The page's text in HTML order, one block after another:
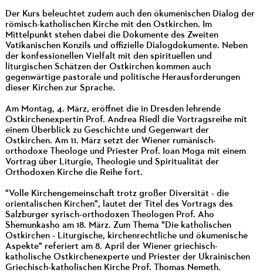
Der Kurs beleuchtet zudem auch den ökumenischen Dialog der
römisch-katholischen Kirche mit den Ostkirchen. Im
Mittelpunkt stehen dabei die Dokumente des Zweiten
Vatikanischen Konzils und offizielle Dialogdokumente. Neben
der konfessionellen Vielfalt mit den spirituellen und
liturgischen Schätzen der Ostkirchen kommen auch
gegenwärtige pastorale und politische Herausforderungen
dieser Kirchen zur Sprache.
Am Montag, 4. März, eröffnet die in Dresden lehrende
Ostkirchenexpertin Prof. Andrea Riedl die Vortragsreihe mit
einem Überblick zu Geschichte und Gegenwart der
Ostkirchen. Am 11. März setzt der Wiener rumänisch-
orthodoxe Theologe und Priester Prof. Ioan Moga mit einem
Vortrag über Liturgie, Theologie und Spiritualität der
Orthodoxen Kirche die Reihe fort.
"Volle Kirchengemeinschaft trotz großer Diversität - die
orientalischen Kirchen", lautet der Titel des Vortrags des
Salzburger syrisch-orthodoxen Theologen Prof. Aho
Shemunkasho am 18. März. Zum Thema "Die katholischen
Ostkirchen - Liturgische, kirchenrechtliche und ökumenische
Aspekte" referiert am 8. April der Wiener griechisch-
katholische Ostkirchenexperte und Priester der Ukrainischen
Griechisch-katholischen Kirche Prof. Thomas Nemeth.